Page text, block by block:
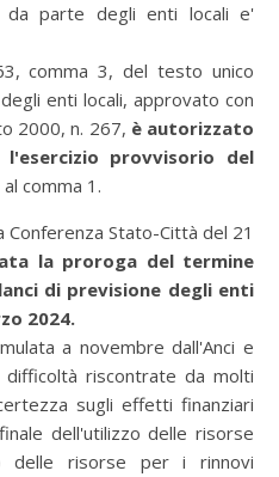
da parte degli enti locali e'
comma 3, del testo unico
enti locali, approvato con
2000, n. 267, è autorizzato
provvisorio del
comma 1.
Conferenza Stato-Città del 21
la proroga del termine
di previsione degli enti
2024.
a novembre dall'Anci e
riscontrate da molti
sugli effetti finanziari
dell'utilizzo delle risorse
delle risorse per i rinnovi